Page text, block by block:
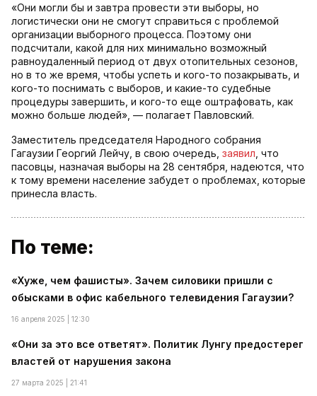
«Они могли бы и завтра провести эти выборы, но
логистически они не смогут справиться с проблемой
организации выборного процесса. Поэтому они
подсчитали, какой для них минимально возможный
равноудаленный период от двух отопительных сезонов,
но в то же время, чтобы успеть и кого-то позакрывать, и
кого-то поснимать с выборов, и какие-то судебные
процедуры завершить, и кого-то еще оштрафовать, как
можно больше людей», — полагает Павловский.
Заместитель председателя Народного собрания
Гагаузии Георгий Лейчу, в свою очередь, заявил , что
пасовцы, назначая выборы на 28 сентября, надеются, что
к тому времени население забудет о проблемах, которые
принесла власть.
По теме:
«Хуже, чем фашисты». Зачем силовики пришли с
обысками в офис кабельного телевидения Гагаузии?
16 апреля 2025 | 12:30
«Они за это все ответят». Политик Лунгу предостерег
властей от нарушения закона
27 марта 2025 | 21:41